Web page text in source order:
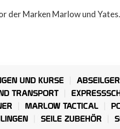
der Marken Marlow und Yates.
UND KURSE
TRANSPORT
MARLOW TACTICAL
SEILE ZUBEHÖR